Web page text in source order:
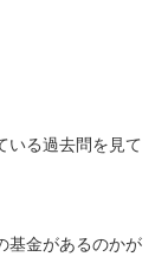
いる過去問を見て
基金があるのかが